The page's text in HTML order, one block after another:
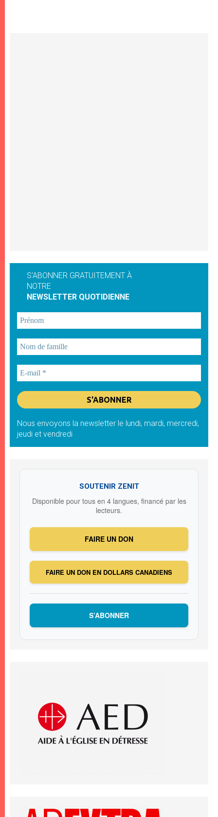
S'ABONNER GRATUITEMENT À
NOTRE
NEWSLETTER QUOTIDIENNE
Nous envoyons la newsletter le lundi, mardi, mercredi,
jeudi et vendredi
SOUTENIR ZENIT
Disponible pour tous en 4 langues, financé par les
lecteurs.
FAIRE UN DON
FAIRE UN DON EN DOLLARS CANADIENS
S’ABONNER